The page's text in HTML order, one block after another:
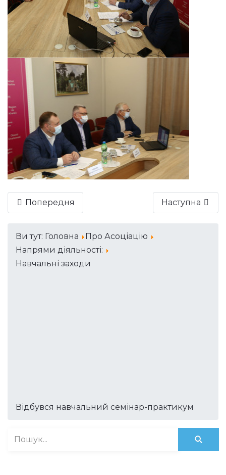
Попередня Наступна
Ви тут: Головна
Про Асоціацію
Напрями діяльності:
Навчальні заходи
Відбувся навчальний семінар-практикум